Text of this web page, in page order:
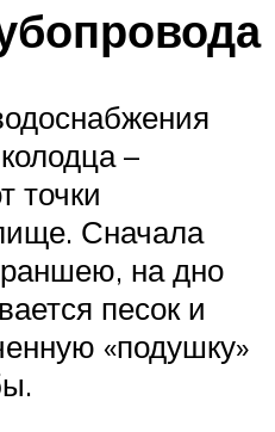
–
точки
Сначала
на дно
песок и
«подушку»